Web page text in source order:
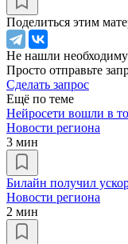
Поделиться этим
Не нашли
Просто отправьте
Сделать запрос
Ещё по теме
Нейросети вошли в
Новости региона
3 мин
Билайн получил
Новости региона
2 мин